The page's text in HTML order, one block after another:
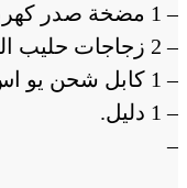
– 1 مضخة صدر كهربائية.
– 2 زجاجات حليب الثدي.
– 1 كابل شحن يو اس بي.
– 1 دليل.
–